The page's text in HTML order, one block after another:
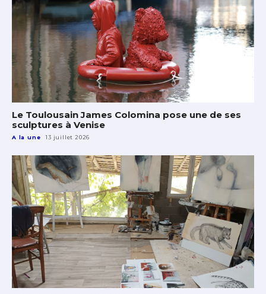
Le Toulousain James Colomina pose une de ses
sculptures à Venise
A la une 13 juillet 2026